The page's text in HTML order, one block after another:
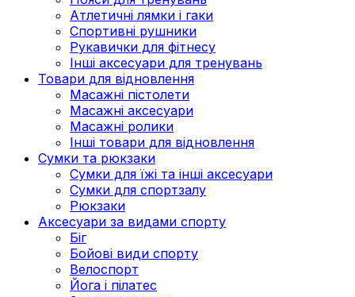
Атлетичні лямки і гаки
Спортивні рушники
Рукавички для фітнесу
Інші аксесуари для тренувань
Товари для відновлення
Масажні пістолети
Масажні аксесуари
Масажні ролики
Інші товари для відновлення
Сумки та рюкзаки
Сумки для їжі та інші аксесуари
Сумки для спортзалу
Рюкзаки
Аксесуари за видами спорту
Біг
Бойові види спорту
Велоспорт
Йога і пілатес